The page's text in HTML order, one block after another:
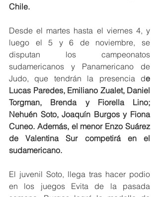
Chile.
Desde el martes hasta el viernes 4, y
luego el 5 y 6 de noviembre, se
disputan los campeonatos
sudamericanos y Panamericano de
Judo, que tendrán la presencia de
Lucas Paredes, Emiliano Zualet, Daniel
Torgman, Brenda y Fiorella Lino;
Nehuén Soto, Joaquín Burgos y Fiona
Cuneo. Además, el menor Enzo Suárez
de Valentina Sur competirá en el
sudamericano.
El juvenil Soto, llega tras hacer podio
en los juegos Evita de la pasada